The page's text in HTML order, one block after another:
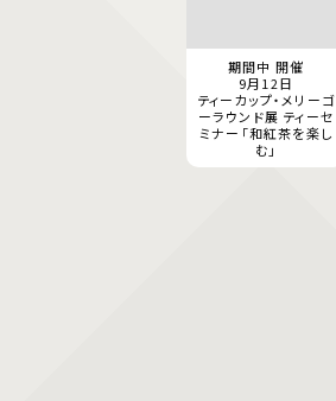
期間中 開催
9月12日
ティーカップ・メリーゴ
ーラウンド展 ティーセ
ミナー「和紅茶を楽し
む」